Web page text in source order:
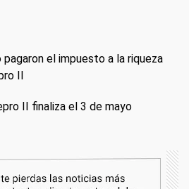
pagaron el impuesto a la riqueza
II
II finaliza el 3 de mayo